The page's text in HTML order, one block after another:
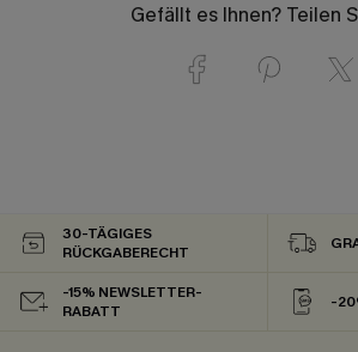
Gefällt es Ihnen? Teilen
30-TÄGIGES
RÜCKGABERECHT
-15% NEWSLETTER-
RABATT
-